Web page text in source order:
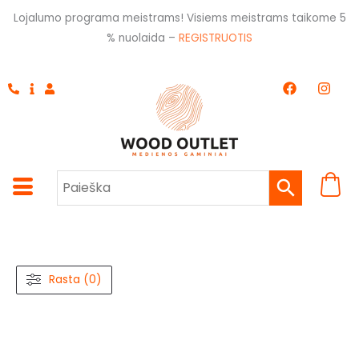
Pereiti
Lojalumo programa meistrams! Visiems meistrams taikome 5
% nuolaida – REGISTRUOTIS
F
a
k
I
n
a
m
Rasta (0)